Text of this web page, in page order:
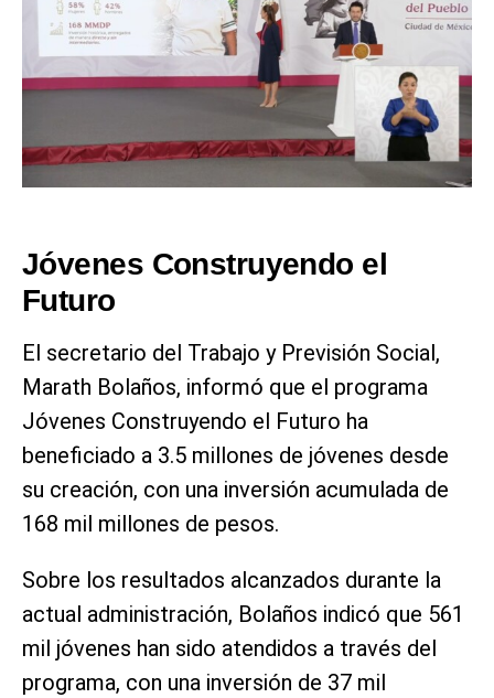
Jóvenes Construyendo el
Futuro
El secretario del Trabajo y Previsión Social,
Marath Bolaños, informó que el programa
Jóvenes Construyendo el Futuro ha
beneficiado a 3.5 millones de jóvenes desde
su creación, con una inversión acumulada de
168 mil millones de pesos.
Sobre los resultados alcanzados durante la
actual administración, Bolaños indicó que 561
mil jóvenes han sido atendidos a través del
programa, con una inversión de 37 mil